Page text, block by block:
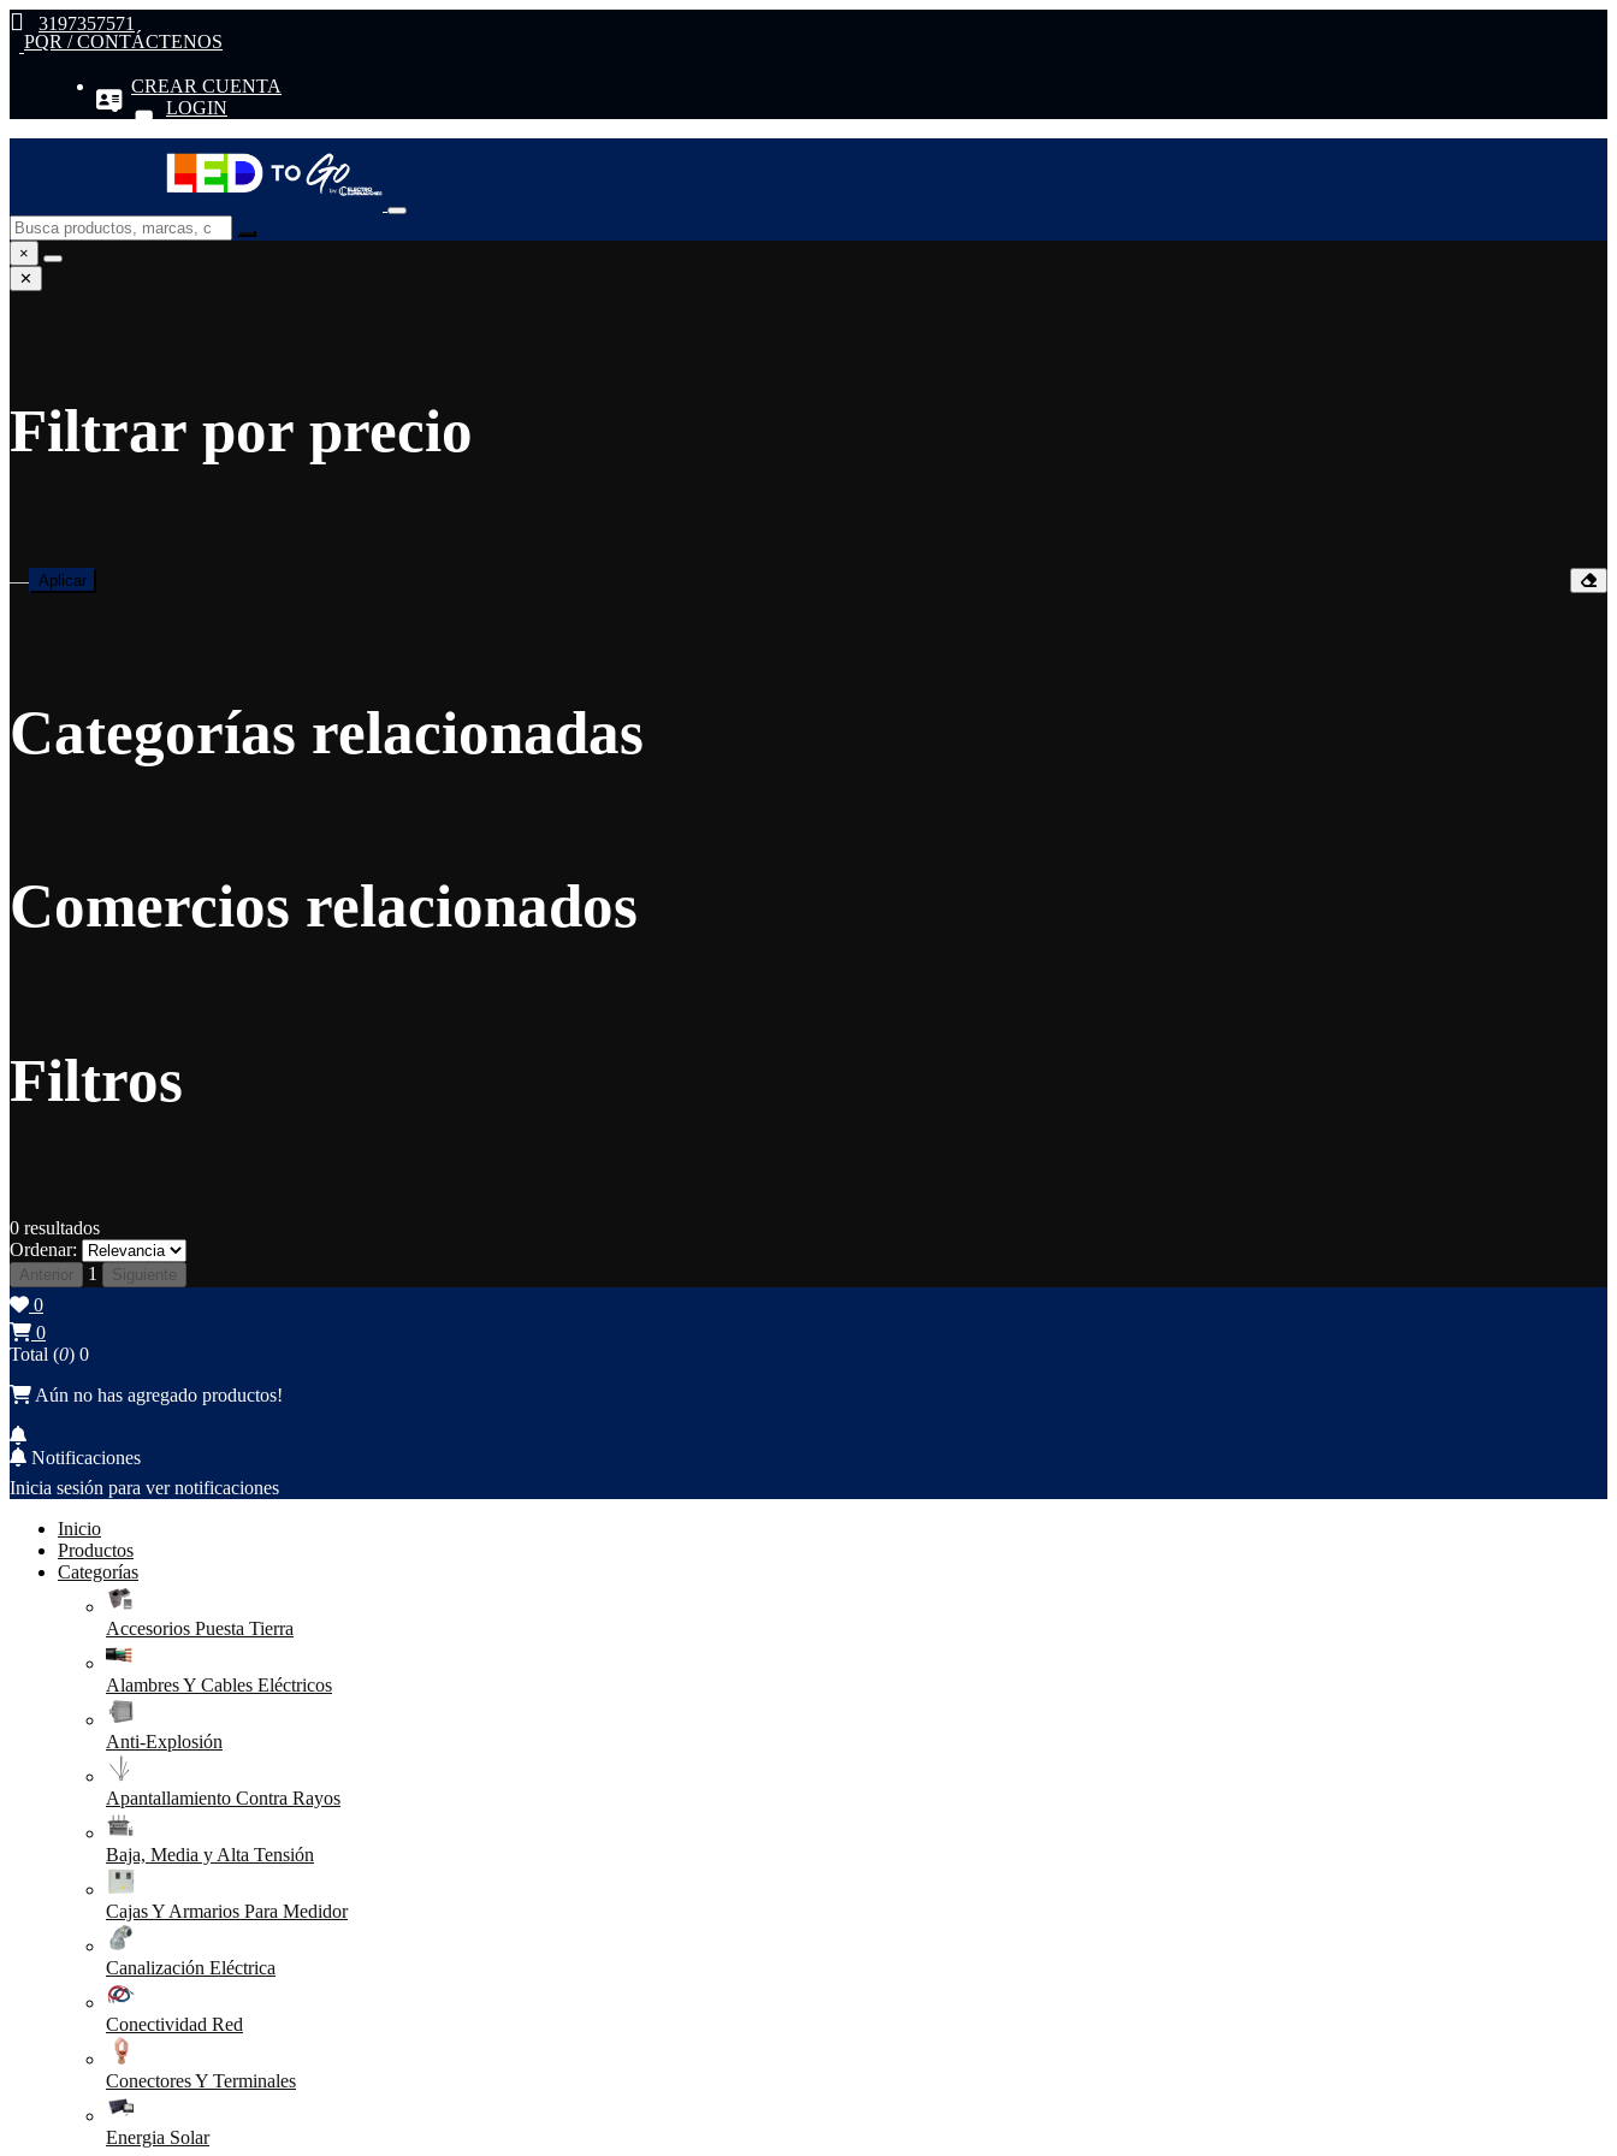
3197357571
PQR / CONTÁCTENOS
CREAR CUENTA
LOGIN
×
✕
Filtrar por precio
— Aplicar
Categorías relacionadas
Comercios relacionados
Filtros
0 resultados
Ordenar:
Anterior 1 Siguiente
0
0
Total (0) 0
Aún no has agregado productos!
Notificaciones
Inicia sesión para ver notificaciones
Inicio
Productos
Categorías
Accesorios Puesta Tierra
Alambres Y Cables Eléctricos
Anti-Explosión
Apantallamiento Contra Rayos
Baja, Media y Alta Tensión
Cajas Y Armarios Para Medidor
Canalización Eléctrica
Conectividad Red
Conectores Y Terminales
Energia Solar